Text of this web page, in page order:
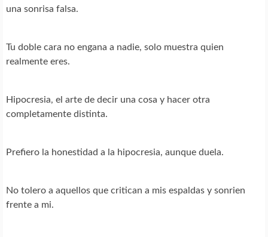
una sonrisa falsa.
Tu doble cara no engana a nadie, solo muestra quien
realmente eres.
Hipocresia, el arte de decir una cosa y hacer otra
completamente distinta.
Prefiero la honestidad a la hipocresia, aunque duela.
No tolero a aquellos que critican a mis espaldas y sonrien
frente a mi.